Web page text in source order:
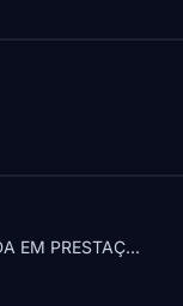
EM PRESTAÇ...